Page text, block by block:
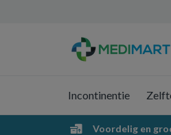
Incontinentie
Voordelig en